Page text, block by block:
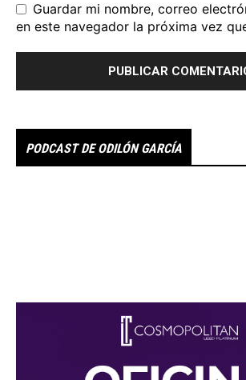
Guardar mi nombre, correo
en este navegador la próxima vez
PODCAST DE ODILÓN GARCÍA